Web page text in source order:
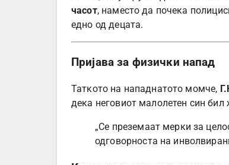
часот, наместо да почека
едно од децата.
Пријава за физички напад
Таткото на нападнатото момче,
дека неговиот малолетен син
„Се преземаат мерки за
одговорноста на